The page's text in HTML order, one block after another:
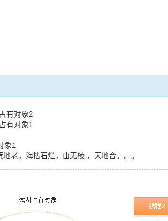
有对象2
有对象1
象1
老，海枯石烂，山无棱 ，天地合。。。